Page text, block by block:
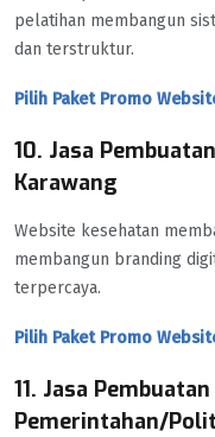
pelatihan membangun
dan terstruktur.
Pilih Paket Promo
10. Jasa
Karawang
Website kesehatan
membangun branding
terpercaya.
Pilih Paket Promo
11. Jasa
Pemerintahan/